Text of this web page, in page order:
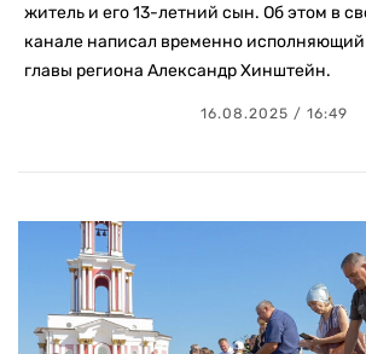
житель и его 13-летний сын. Об этом в
канале написал временно исполняющий
главы региона Александр Хинштейн.
16.08.2025 / 16:49